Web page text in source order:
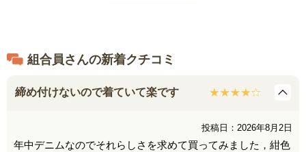
組合員さんの新着クチコミ
締め付けないので着ていて楽です
投稿日：2026年8月2日
年中デニムなのでそれらしさを求めて買ってみました，紺色